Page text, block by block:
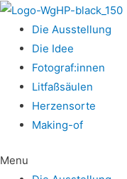
Die Aus­stel­lung
Die Idee
Fotograf:innen
Lit­faß­säu­len
Her­zens­or­te
Making-of
Menu